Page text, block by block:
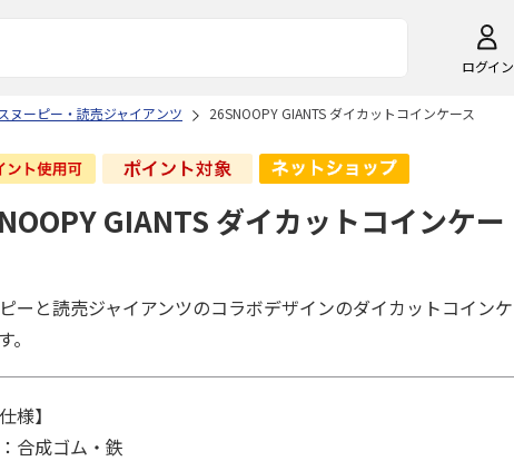
ログイン
スヌーピー・読売ジャイアンツ 26SNOOPY GIANTS ダイカットコインケース
GIANTS ダイカットコインケー
ーと読売ジャイアンツのコラボデザインのダイカットコインケ
。
様】
合成ゴム・鉄